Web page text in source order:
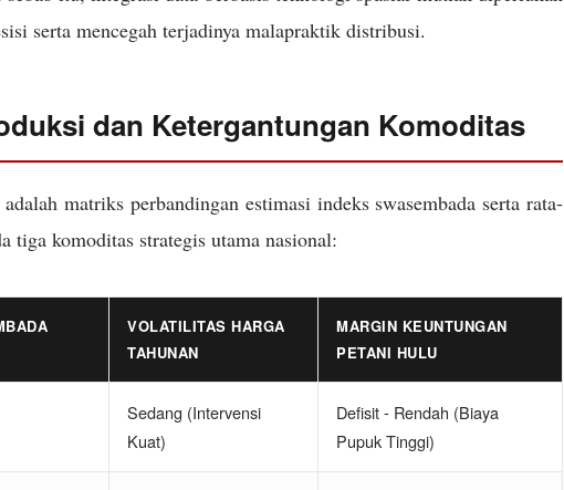
serta mencegah terjadinya malapraktik distribusi.
dan Ketergantungan Komoditas
matriks perbandingan estimasi indeks swasembada serta rata-
tiga komoditas strategis utama nasional:
VOLATILITAS HARGA
TAHUNAN
MARGIN KEUNTUNGAN
PETANI HULU
Sedang (Intervensi
Kuat)
Defisit - Rendah (Biaya
Pupuk Tinggi)